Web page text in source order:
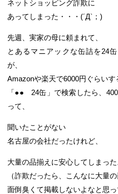
ネットショッピング詐欺に
あってしまった・・・(´Д`；)
先週、実家の母に頼まれて、
とあるマニアックな缶詰を24
が、
Amazonや楽天で6000円ぐらいす
「●● 24缶」で検索したら、
って、
聞いたことがない
名古屋の会社だったけれど、
大量の品揃えに安心してしまった
（詐欺だったら、こんなに大量の
面倒臭くて掲載しないよなと思